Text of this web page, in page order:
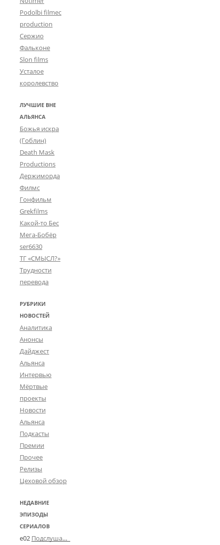
Podolbi filmec
production
Сержио
Фальконе
Slon films
Усталое
королевство
ЛУЧШИЕ ВНЕ
АЛЬЯНСА
Божья искра
(Гоблин)
Death Mask
Productions
Держиморда
Филмс
Гонфильм
Grekfilms
Какой-то Бес
Мега-Бобёр
ser6630
ТГ «СМЫСЛ?»
Трудности
перевода
РУБРИКИ
НОВОСТЕЙ
Аналитика
Анонсы
Дайджест
Альянса
Интервью
Мёртвые
проекты
Новости
Альянса
Подкасты
Премии
Прочее
Релизы
Цеховой обзор
НЕДАВНИЕ
ЭПИЗОДЫ
СЕРИАЛОВ
e02 Подслушано в Угличе